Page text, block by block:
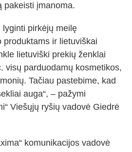
pakeisti įmanoma.
lyginti pirkėjų meilę
produktams ir lietuviškai
lietuviški prekių ženklai
visų parduodamų kosmetikos,
Tačiau pastebime, kad
auga“, – pažymi
Viešųjų ryšių vadovė Giedrė
komunikacijos vadovė